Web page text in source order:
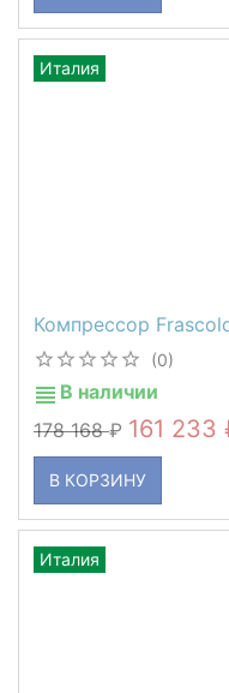
Компрессор
(0)
В наличии
178 168
161 233
В КОРЗИНУ
Италия
Италия